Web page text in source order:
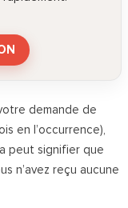
demande de
en l’occurrence),
peut signifier que
n’avez reçu aucune